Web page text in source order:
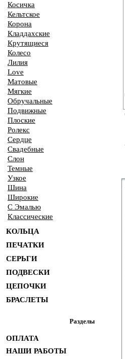
Косичка
Кельтское
Корона
Кладдахские
Крутящиеся
Колесо
Лилия
Love
Матовые
Мягкие
Обручальные
Подвижные
Плоские
Ролекс
Сердце
Свадебные
Слон
Темные
Узкое
Шина
Широкие
С Эмалью
Классические
КОЛЬЦА
ПЕЧАТКИ
СЕРЬГИ
ПОДВЕСКИ
ЦЕПОЧКИ
БРАСЛЕТЫ
Разделы
ОПЛАТА
НАШИ РАБОТЫ